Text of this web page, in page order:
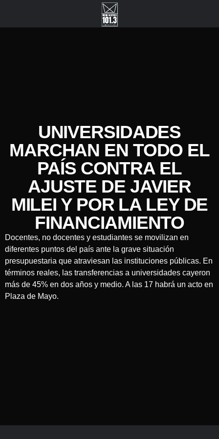
UNIVERSIDADES
MARCHAN EN TODO EL
PAÍS CONTRA EL
AJUSTE DE JAVIER
MILEI Y POR LA LEY DE
FINANCIAMIENTO
Docentes, no docentes y estudiantes se movilizan en
diferentes puntos del país ante la grave situación
presupuestaria que atraviesan las instituciones públicas. En
términos reales, las transferencias a universidades cayeron
más de 45% en dos años y medio. A las 17 habrá un acto en
Plaza de Mayo.